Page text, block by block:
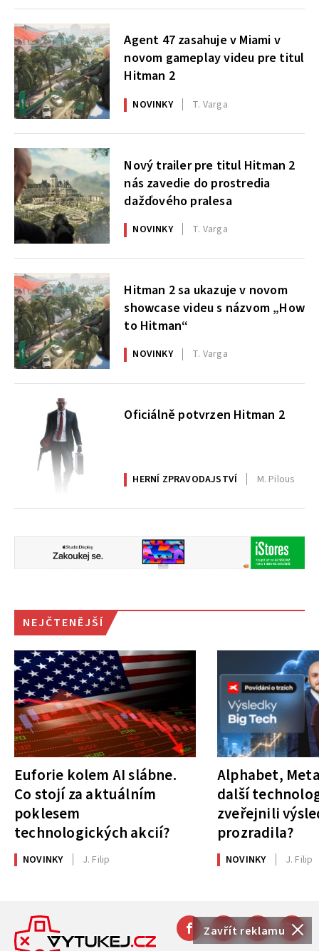
Zavřít reklamu
Agent 47 zasahuje v Miami v
novom gameplay videu pre titul
Hitman 2
NOVINKY T. Varga
Nový trailer pre titul Hitman 2
nás zavedie do prostredia
dažďového pralesa
NOVINKY T. Varga
Hitman 2 sa ukazuje v novom
showcase videu s názvom „How
to Hitman“
NOVINKY T. Varga
Oficiálně potvrzen Hitman 2
HERNÍ ZPRAVODAJSTVÍ M. Pilous
NEJČTENĚJŠÍ
Euforie kolem AI slábne.
Co stojí za aktuálním
poklesem
technologických akcií?
NOVINKY J. Filip
Alphabet,
další
zveřejnili
prozradila?
NOVINKY J. Filip